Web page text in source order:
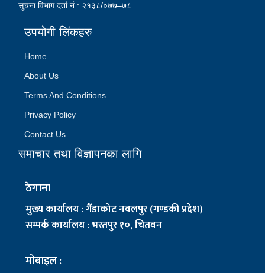
सूचना विभाग दर्ता नं : २१३८/०७७–७८
उपयोगी लिंकहरु
Home
About Us
Terms And Conditions
Privacy Policy
Contact Us
समाचार तथा विज्ञापनका लागि
ठेगाना
मुख्य कार्यालय : गैँडाकोट नवलपुर (गण्डकी प्रदेश)
सम्पर्क कार्यालय : भरतपुर १०, चितवन
मोबाइल :